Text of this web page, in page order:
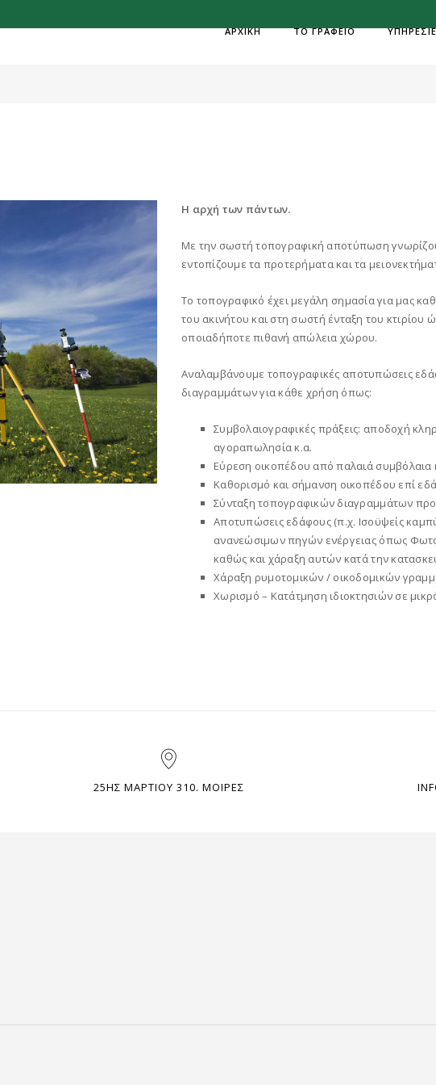
ΑΡΧΙΚΗ
ΤΟ ΓΡΑΦΕΙΟ
Η αρχή των πάντων.
Με την σωστή τοπογραφική αποτύπωση
εντοπίζουμε τα προτερήματα και τα
Το τοπογραφικό έχει μεγάλη σημασία για μας
του ακινήτου και στη σωστή ένταξη του κτιρίου
οποιαδήποτε πιθανή απώλεια χώρου.
Αναλαμβάνουμε τοπογραφικές αποτυπώσεις
διαγραμμάτων για κάθε χρήση όπως:
Συμβολαιογραφικές πράξεις: αποδοχή
αγοραπωλησία κ.α.
Εύρεση οικοπέδου από παλαιά συμβόλαια
Καθορισμό και σήμανση οικοπέδου επί
Σύνταξη τοπογραφικών διαγραμμάτων
Αποτυπώσεις εδάφους (π.χ. Ισοϋψείς
ανανεώσιμων πηγών ενέργειας όπως
καθώς και χάραξη αυτών κατά την
Χάραξη ρυμοτομικών / οικοδομικών
Χωρισμό – Κατάτμηση ιδιοκτησιών σε
25ΗΣ ΜΑΡΤΙΟΥ 310. ΜΟΙΡΕΣ